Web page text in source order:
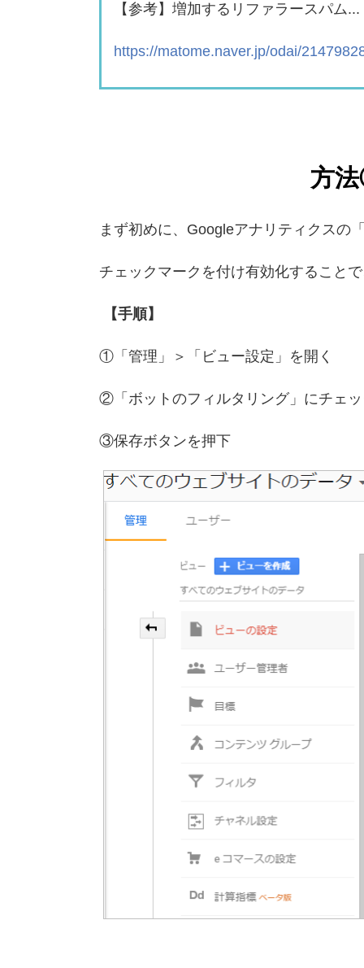
【参考】増加するリファラースパム...
https://matome.naver.jp/odai/
方
まず初めに、Googleアナリティクスの
チェックマークを付け有効化すること
【手順】
①「管理」＞「ビュー設定」を開く
②「ボットのフィルタリング」にチェ
③保存ボタンを押下